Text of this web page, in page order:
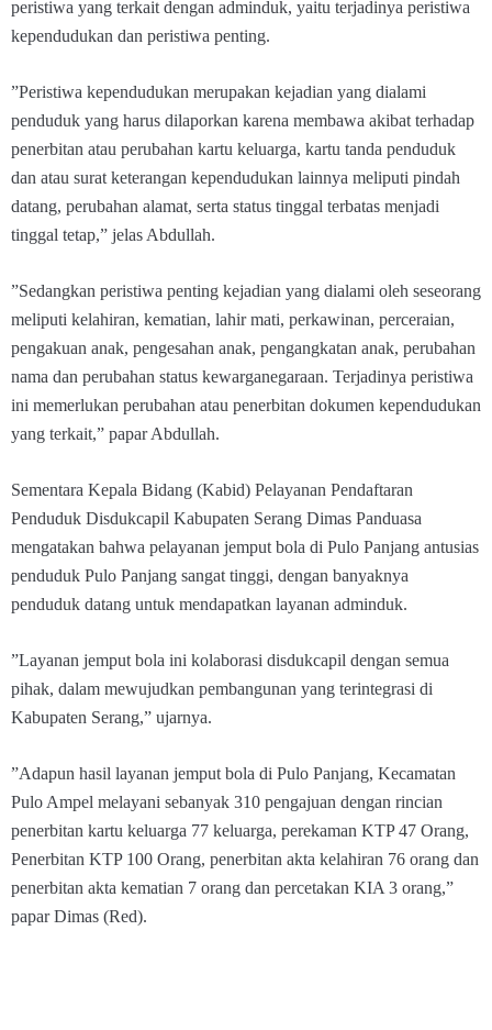
peristiwa yang terkait dengan adminduk, yaitu terjadinya peristiwa
kependudukan dan peristiwa penting.
”Peristiwa kependudukan merupakan kejadian yang dialami
penduduk yang harus dilaporkan karena membawa akibat terhadap
penerbitan atau perubahan kartu keluarga, kartu tanda penduduk
dan atau surat keterangan kependudukan lainnya meliputi pindah
datang, perubahan alamat, serta status tinggal terbatas menjadi
tinggal tetap,” jelas Abdullah.
”Sedangkan peristiwa penting kejadian yang dialami oleh seseorang
meliputi kelahiran, kematian, lahir mati, perkawinan, perceraian,
pengakuan anak, pengesahan anak, pengangkatan anak, perubahan
nama dan perubahan status kewarganegaraan. Terjadinya peristiwa
ini memerlukan perubahan atau penerbitan dokumen kependudukan
yang terkait,” papar Abdullah.
Sementara Kepala Bidang (Kabid) Pelayanan Pendaftaran
Penduduk Disdukcapil Kabupaten Serang Dimas Panduasa
mengatakan bahwa pelayanan jemput bola di Pulo Panjang antusias
penduduk Pulo Panjang sangat tinggi, dengan banyaknya
penduduk datang untuk mendapatkan layanan adminduk.
”Layanan jemput bola ini kolaborasi disdukcapil dengan semua
pihak, dalam mewujudkan pembangunan yang terintegrasi di
Kabupaten Serang,” ujarnya.
”Adapun hasil layanan jemput bola di Pulo Panjang, Kecamatan
Pulo Ampel melayani sebanyak 310 pengajuan dengan rincian
penerbitan kartu keluarga 77 keluarga, perekaman KTP 47 Orang,
Penerbitan KTP 100 Orang, penerbitan akta kelahiran 76 orang dan
penerbitan akta kematian 7 orang dan percetakan KIA 3 orang,”
papar Dimas (Red).